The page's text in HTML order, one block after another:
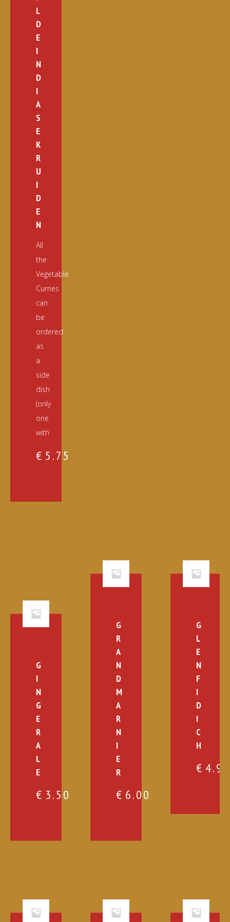
L
D
E
I
N
D
I
A
S
E
K
R
U
I
D
E
N
All
the
Vegetable
Curries
can
be
ordered
as
a
side
dish
(only
one
with
€ 5.75
G
I
N
G
E
R
A
L
E
€ 3.50
G
L
E
N
F
I
D
I
C
H
€
G
R
A
N
D
M
A
R
N
I
E
R
€ 6.00